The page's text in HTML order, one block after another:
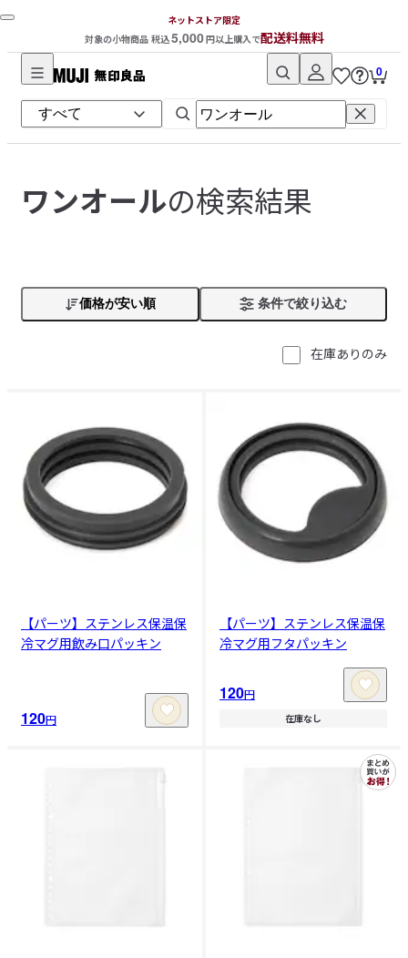
ネットストア限定
対象の小物商品 税込5,000円以上購入で配送料無料
無
印
良
ネ
ッ
0
ワンオールの検索結果
価格が安い順 条件で絞り込む
在庫ありのみ
【パーツ】ステンレス保温保
冷マグ用飲み口パッキン
120円
【パーツ】ステンレス保温保
冷マグ用フタパッキン
120円
在庫なし